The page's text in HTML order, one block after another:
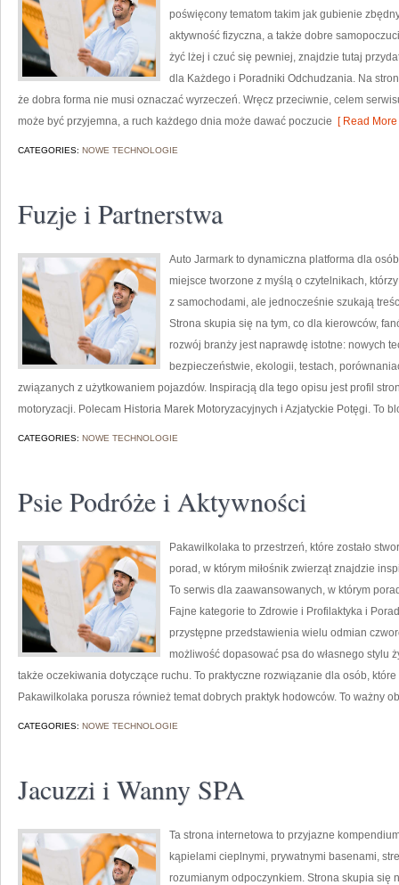
poświęcony tematom takim jak gubienie
aktywność fizyczna, a także dobre
żyć lżej i czuć się pewniej, znajdzie tutaj
dla Każdego i Poradniki Odchudzania. Na
że dobra forma nie musi oznaczać wyrzeczeń. Wręcz przeciwnie, celem
może być przyjemna, a ruch każdego dnia może dawać poczucie [ Read More
CATEGORIES: NOWE TECHNOLOGIE
Fuzje i Partnerstwa
Auto Jarmark to dynamiczna platforma dla
miejsce tworzone z myślą o czytelnikach,
z samochodami, ale jednocześnie szukają
Strona skupia się na tym, co dla kierowców,
rozwój branży jest naprawdę istotne: nowych
bezpieczeństwie, ekologii, testach,
związanych z użytkowaniem pojazdów. Inspiracją dla tego opisu jest profil
motoryzacji. Polecam Historia Marek Motoryzacyjnych i Azjatyckie Potęgi. To
CATEGORIES: NOWE TECHNOLOGIE
Psie Podróże i Aktywności
Pakawilkolaka to przestrzeń, które zostało
porad, w którym miłośnik zwierząt znajdzie
To serwis dla zaawansowanych, w którym
Fajne kategorie to Zdrowie i Profilaktyka i
przystępne przedstawienia wielu odmian
możliwość dopasować psa do własnego stylu
także oczekiwania dotyczące ruchu. To praktyczne rozwiązanie dla osób,
Pakawilkolaka porusza również temat dobrych praktyk hodowców. To ważny
CATEGORIES: NOWE TECHNOLOGIE
Jacuzzi i Wanny SPA
Ta strona internetowa to przyjazne
kąpielami cieplnymi, prywatnymi basenami,
rozumianym odpoczynkiem. Strona skupia się